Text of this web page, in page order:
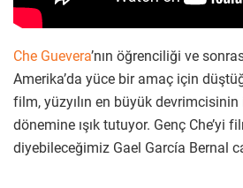
Che Guevera’nın öğrenciliği ve
Amerika’da yüce bir amaç için
film, yüzyılın en büyük devrimcisinin
dönemine ışık tutuyor. Genç Che’yi
diyebileceğimiz Gael García Bernal